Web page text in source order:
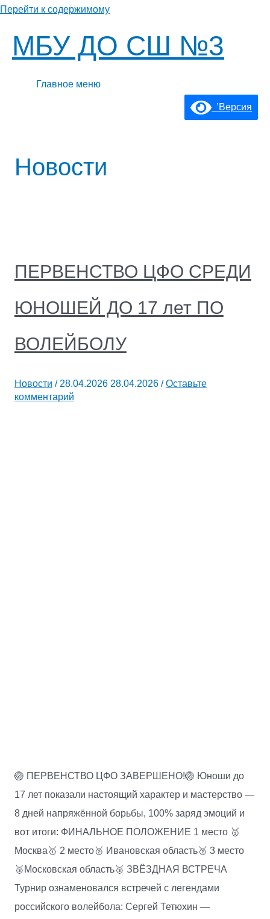
Перейти к содержимому
МБУ ДО СШ №3
Главное меню
’Версия
Новости
ПЕРВЕНСТВО ЦФО СРЕДИ
ЮНОШЕЙ ДО 17 лет ПО
ВОЛЕЙБОЛУ
Новости / 28.04.202628.04.2026/Оставьте
комментарий
🏐 ПЕРВЕНСТВО ЦФО ЗАВЕРШЕНО!🏐 Юноши до
17 лет показали настоящий характер и мастерство —
8 дней напряжённой борьбы, 100% заряд эмоций и
вот итоги: ФИНАЛЬНОЕ ПОЛОЖЕНИЕ 1 место 🥇
Москва🥇 2 место🥈 Ивановская область🥈 3 место
🥉Московская область🥉 ЗВЁЗДНАЯ ВСТРЕЧА
Турнир ознаменовался встречей с легендами
российского волейбола: Сергей Тетюхин —